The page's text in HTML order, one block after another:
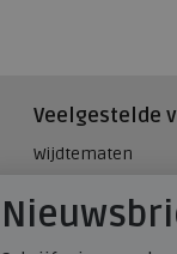
Veelgestelde
Wijdtematen
Maatadvies, wat is